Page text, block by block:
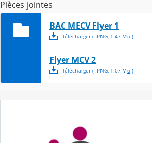
Pièces jointes
BAC MECV Flyer 1
Télécharger( .PNG, 1.47 Mo)
Flyer MCV 2
Télécharger( .PNG, 1.07 Mo)